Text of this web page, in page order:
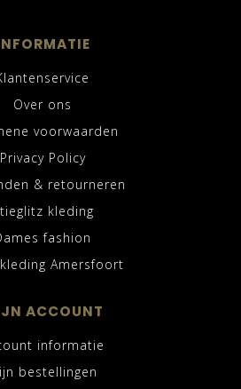
Over ons
voorwaarden
Privacy Policy
& retourneren
kleding
fashion
Amersfoort
ACCOUNT
informatie
bestellingen